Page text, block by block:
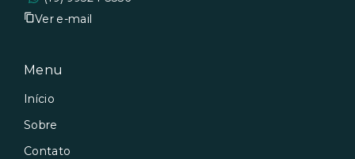
Ver e-mail
Menu
Início
Sobre
Contato